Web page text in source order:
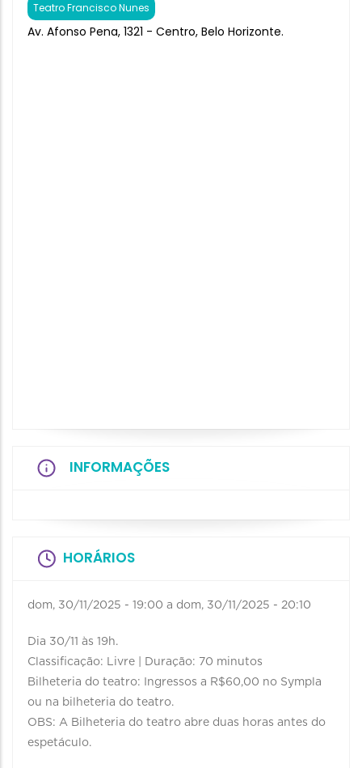
Teatro Francisco Nunes
Av. Afonso Pena, 1321 - Centro, Belo Horizonte.
INFORMAÇÕES
HORÁRIOS
dom, 30/11/2025 - 19:00 a dom, 30/11/2025 - 20:10
Dia 30/11 às 19h.
Classificação: Livre | Duração: 70 minutos
Bilheteria do teatro: Ingressos a R$60,00 no Sympla
ou na bilheteria do teatro.
OBS: A Bilheteria do teatro abre duas horas antes do
espetáculo.